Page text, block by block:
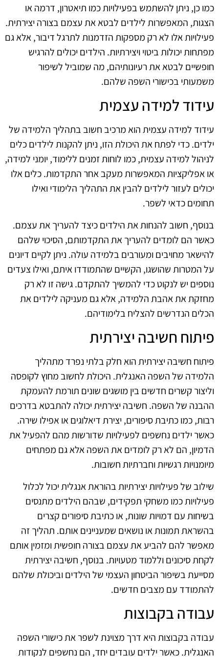
כמו כן, ניתן להשתמש בפעילויות כמו תיאטרון, דרמה או
הצגות, המאפשרות לילדים לבטא את עצמם בצורה יצירתית.
פעילויות אלו לא רק מספקות הזדמנות לתרגל דיבור, אלא גם
מפתחות יכולות ביטוי ויצירתיות. הילדים יכולים להרגיש
חופשיים לבטא את רעיונותיהם, מה שמוביל לשיפור
משמעותי בכישורי השפה שלהם.
עידוד למידה עצמית
עידוד למידה עצמית הוא מרכיב חשוב בתהליך הלמידה של
ילדים. כדי לפתח את היכולת הזו, ניתן להקנות לילדים כלים
לניהול למידה עצמית, כמו לוחות זמנים ללימוד, יומני למידה,
או אפליקציות המאפשרות מעקב אחר התקדמות. כלים אלו
יכולים לעזור לילדים להבין את התהליך הלימודי ואילו
תחומים כדאי לשפר.
בנוסף, חשוב להנחות את הילדים כיצד להעריך את עצמם.
כאשר הם לומדים להעריך את התקדמותם, הסיכוי שלהם
להישאר מחויבים ומעורבים בלמידה עולה. ניתן לקיים דיונים
על המטרות שהושגו, הקשיים שהתמודדו איתם, ואילו צעדים
נוספים יש לנקוט כדי להמשיך להתקדם. גישה זו לא רק
מחזקת את אהבת הלמידה, אלא גם מעניקה לילדים את
הכלים הנדרשים להצליח בלימודיהם.
פיתוח חשיבה יצירתית
פיתוח חשיבה יצירתית הוא חלק בלתי נפרד מתהליך
הלמידה של השפה האנגלית. היכולת לחשוב מחוץ לקופסה
וליצור קשרים חדשים בין מושגים שונים תורמת להעמקת
ההבנה של השפה. חשיבה יצירתית יכולה להתבטא בדרכים
רבות, כמו כתיבת סיפורים, יצירת דיאלוגים או אפילו שירה.
כאשר ילדים נחשפים לפעילויות שדורשות מהם להפעיל את
הדמיון, הם לא רק לומדים את השפה אלא גם מפתחים
מיומנויות רגשיות וחברתיות חשובות.
שילוב של פעילויות יצירתיות בהוראת אנגלית יכול לכלול
פעילויות כמו משחקי תפקידים, שבהם הילדים מתנסים
בשיחות עם דמויות שונות, או כתיבת סיפורים קצרים
בהשראת תמונות או נושאים שמעניינים אותם. תהליך זה
מאפשר להם להביע את עצמם בצורה חופשית ומזמין אותם
לקחת סיכונים וללמוד מטעויות. בנוסף, חשיבה יצירתית
מסייעת בשיפור הביטחון העצמי של הילדים וביכולת שלהם
להתמודד עם מצבים חדשים.
עבודה בקבוצות
עבודה בקבוצות היא דרך מצוינת לשפר את כישורי השפה
האנגלית. כאשר ילדים עובדים יחד, הם נחשפים לנקודות